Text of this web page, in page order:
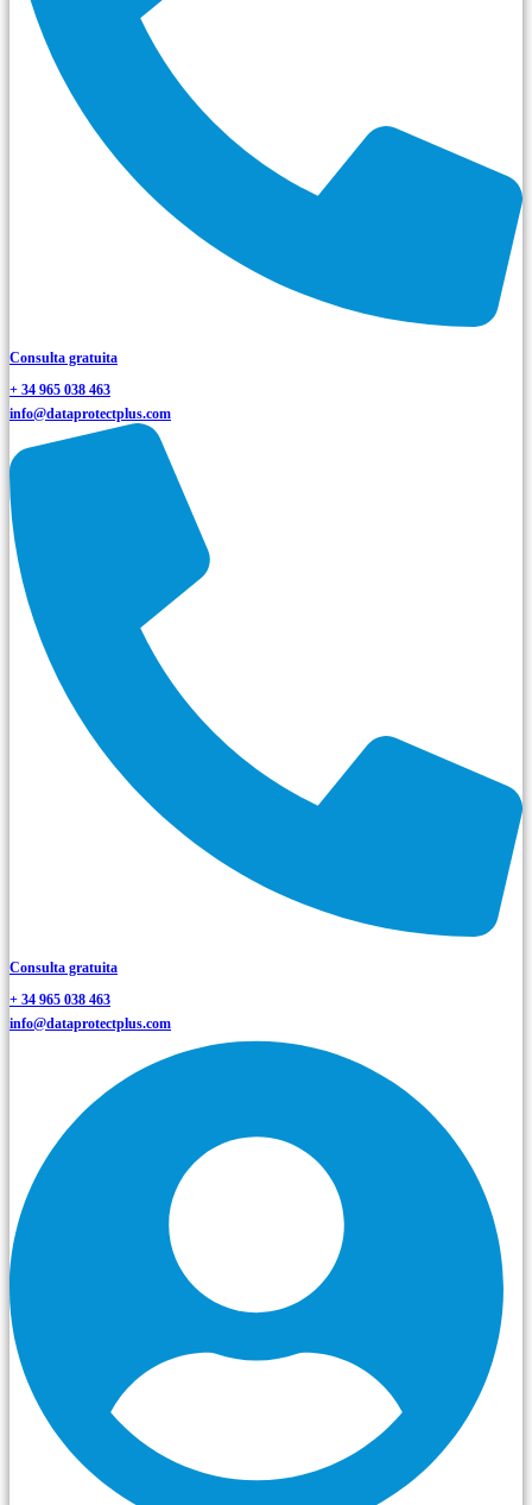
Consulta gratuita
+ 34 965 038 463
info@dataprotectplus.com
Consulta gratuita
+ 34 965 038 463
info@dataprotectplus.com